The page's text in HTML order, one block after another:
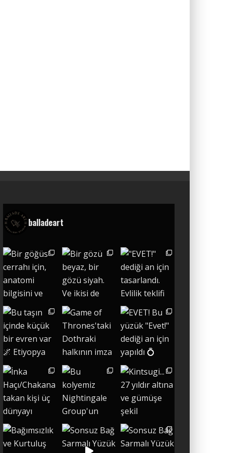
balladeart